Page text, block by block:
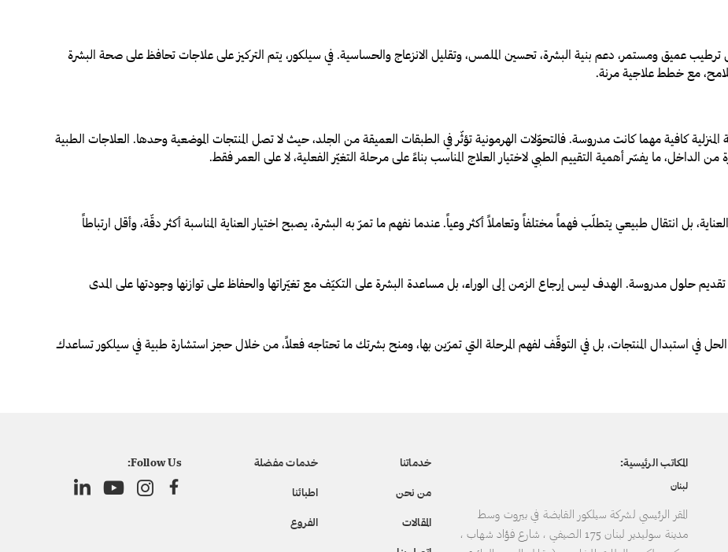
عميق ومستمر، دعم بنية البشرة، تحسين الملمس، وتقليل الانزعاج والحساسية. في سيلكور، يتم التركيز على علاجات تحافظ على صحة البشرة
مع خطط علاجية مرنة.
المنزلية كافية مهما كانت مدروسة. فالتحوّلات الهرمونية تؤثّر في الطبقات العميقة من الجلد، حيث لا تصل المنتجات الموضعية وحدها. العلاجات الطبية
الداخل، ما يفسّر أهمية التقييم الطبي لاختيار العلاج المناسب بناءً على مرحلة التغيّر الفعلية، لا على العمر فقط.
بل انتقال طبيعي يتطلّب فهماً مختلفاً وتعاملاً أكثر وعياً. عندما نفهم ما تمرّ به البشرة، يصبح اختيار العناية المناسبة أكثر دقّة، وأقل ارتباطاً
حلول مدروسة. الهدف ليس إرجاع الزمن إلى الوراء، بل مساعدة البشرة على التكيّف مع تغيّراتها والحفاظ على توازنها وجودتها على المدى
في استبدال المنتجات، بل في التوقّف لفهم المرحلة التي تمرّين بها، ومنح بشرتك ما تحتاجه فعلاً، من خلال حجز استشارة طبية في سيلكور تساعدك
المكاتب الرئيسية:
لبنان
المقر الرئيسي لشركة سيلكور القابضة في بيروت وسط
مدينة سوليدير لبنان 175 الصيفي ، شارع فؤاد شهاب ،
خدماتنا
خدمات مفضلة
من نحن
اطبائنا
المقالات
الفروع
Follow Us: